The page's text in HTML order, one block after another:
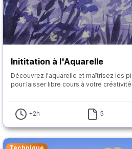
Inititation à l'Aquarelle
Découvrez l'aquarelle et maîtrisez les
pour laisser libre cours à votre créativité
+2h 5
Technique